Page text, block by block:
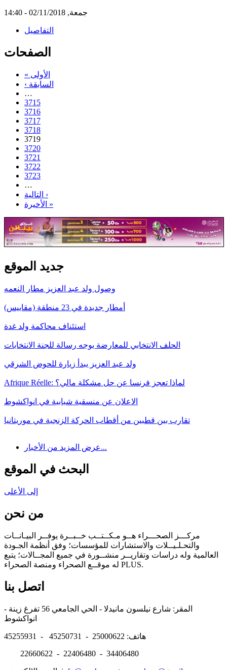
جمعة, 02/11/2018 - 14:40
التفاصيل
الصفحات
« الأولى
‹ السابقة
…
3715
3716
3717
3718
3719
3720
3721
3722
3723
…
التالية ›
الأخيرة »
جديد الموقع
وصول ولد عبد العزيز مطار النعمه
أمطار جديدة في 23 منطقة (مقاييس)
استئناف محاكمة ولد غدة
الحلف الانتخابي للمعارضة يوجه رسالة للجنة الانتخابات
ولد عبد العزيز يبدأ زيارة للحوض الشرقي
Afrique Réelle: لماذا تعجز فرنسا عن حل مشكلة مالي؟
الاعلان عن منسقية شبابية في انواكشوط
تقارب بين قطبين من أقطاب الحركة الزنجية في موريتانيا
عرض المزيد من الأخبار...
البحث في الموقع
إلى الأعلى
من نحن
مركـــز الصحـــراء هــو مـكــتــب خــبــرة يوفــر البيـانــات
والتحـلـيــلات والاستشارات للمؤسسات؛ وفق أنظمة الجـودة
العالمية وله دراسات وتقاريــر منشــورة في جميع المجــالات؛ يتبع
له موقــع الصحراء ومنصة الصحراء PLUS.
اتصل بنا
المقر: شارع نيلسون مانيدلا - الحي الجامعي 56 تفرغ زينة -
هاتف: 25000622 - 45250731 - 45255931
22660622 - 22406480 - 34406480